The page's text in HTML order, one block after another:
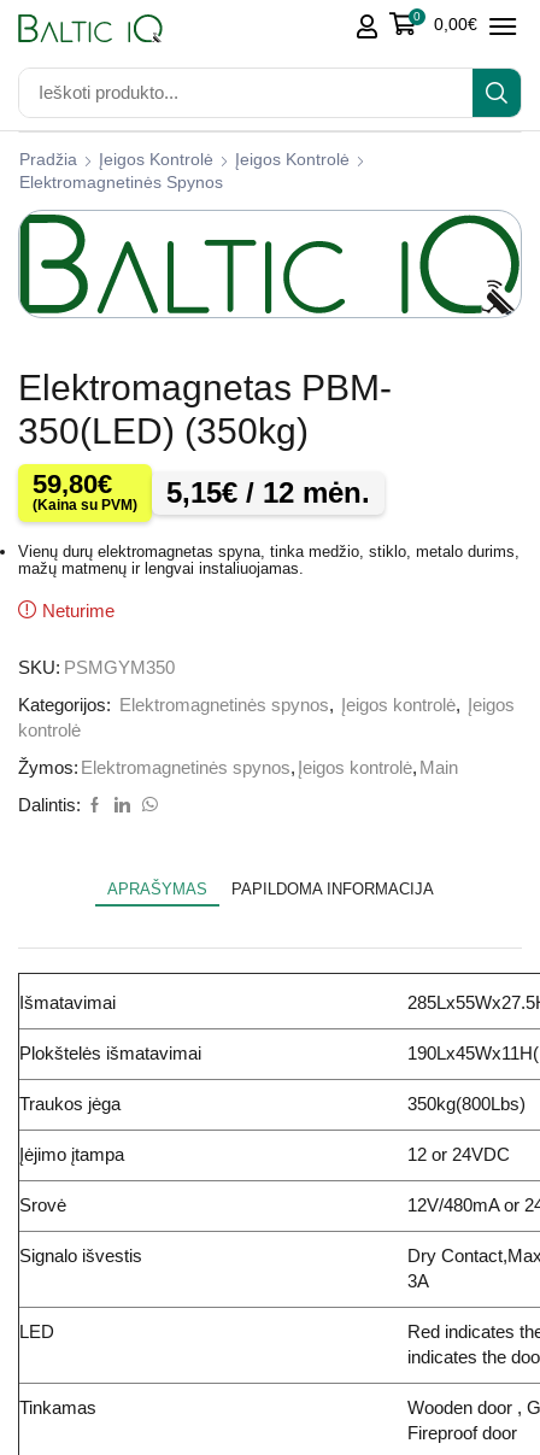
0 0,00€
Pradžia Įeigos Kontrolė
Įeigos Kontrolė
Elektromagnetinės Spynos
Elektromagnetas PBM-
350(LED) (350kg)
59,80€
(Kaina su PVM) 5,15€ / 12 mėn.
Vienų durų elektromagnetas spyna, tinka medžio, stiklo, metalo durims,
mažų matmenų ir lengvai instaliuojamas.
Neturime
SKU: PSMGYM350
Kategorijos: Elektromagnetinės spynos, Įeigos kontrolė, Įeigos
kontrolė
Žymos: Elektromagnetinės spynos, Įeigos kontrolė, Main
Dalintis:
APRAŠYMAS PAPILDOMA INFORMACIJA
Išmatavimai
Plokštelės išmatavimai
Traukos jėga 350kg(800Lbs)
Įėjimo įtampa 12 or 24VDC
Srovė 12V/480mA or
Signalo išvestis
Dry
3A
LED
Red indicates
indicates the
Tinkamas
Wooden door ,
Fireproof door